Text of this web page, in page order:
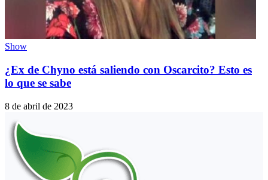
Show
¿Ex de Chyno está saliendo con Oscarcito? Esto es
lo que se sabe
8 de abril de 2023